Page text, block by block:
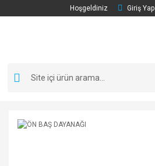
Hoşgeldiniz Giriş Yap